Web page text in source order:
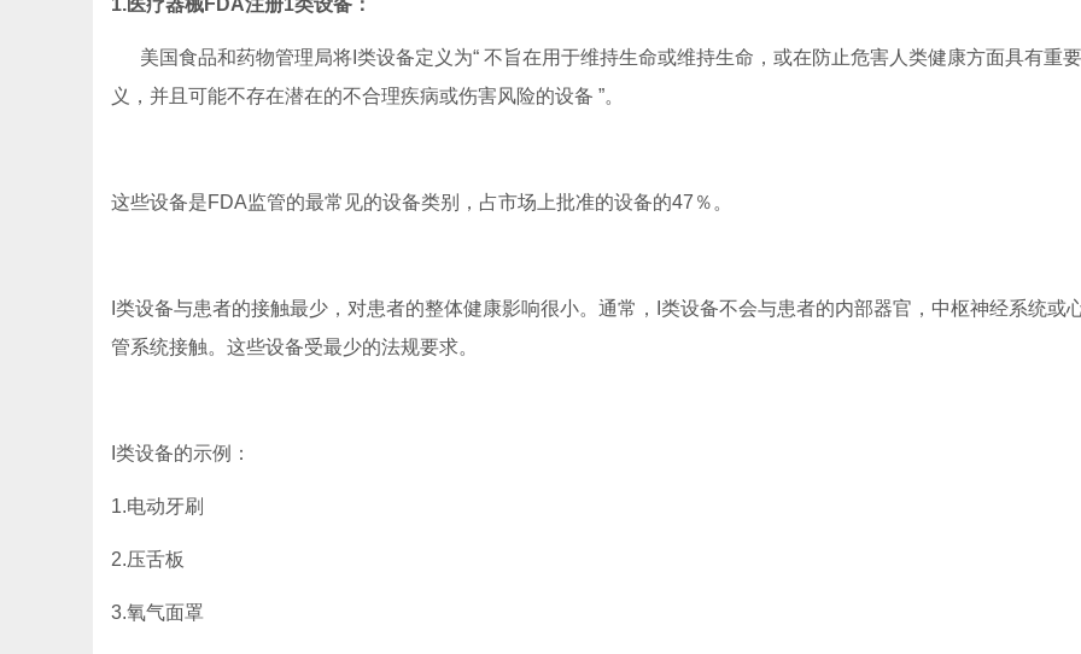
1.医疗器械FDA注册1类设备：
美国食品和药物管理局将I类设备定义为“ 不旨在用于维持生命或维持生命，或在防止危害人类健康方面具有重
义，并且可能不存在潜在的不合理疾病或伤害风险的设备 ”。
这些设备是FDA监管的最常见的设备类别，占市场上批准的设备的47％。
I类设备与患者的接触最少，对患者的整体健康影响很小。通常，I类设备不会与患者的内部器官，中枢神经系统或
管系统接触。这些设备受最少的法规要求。
I类设备的示例：
1.电动牙刷
2.压舌板
3.氧气面罩